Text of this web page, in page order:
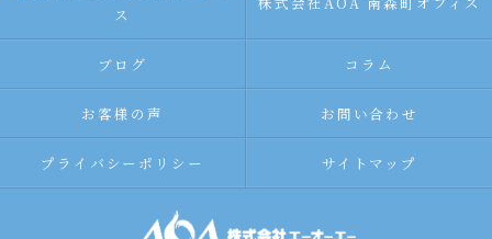
ス
ブログ コラム
お客様の声 お問い合わせ
プライバシーポリシー サイトマップ